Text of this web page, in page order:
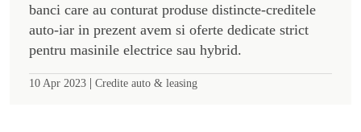
banci care au conturat produse distincte-creditele
auto-iar in prezent avem si oferte dedicate strict
pentru masinile electrice sau hybrid.
10 Apr 2023 | Credite auto & leasing